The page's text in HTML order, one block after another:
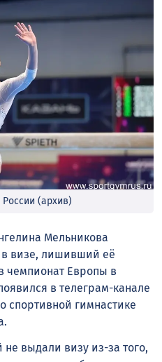
(архив)
Мельникова
в визе, лишивший её
чемпионат Европы в
в телеграм-канале
спортивной гимнастике
выдали визу из-за того,